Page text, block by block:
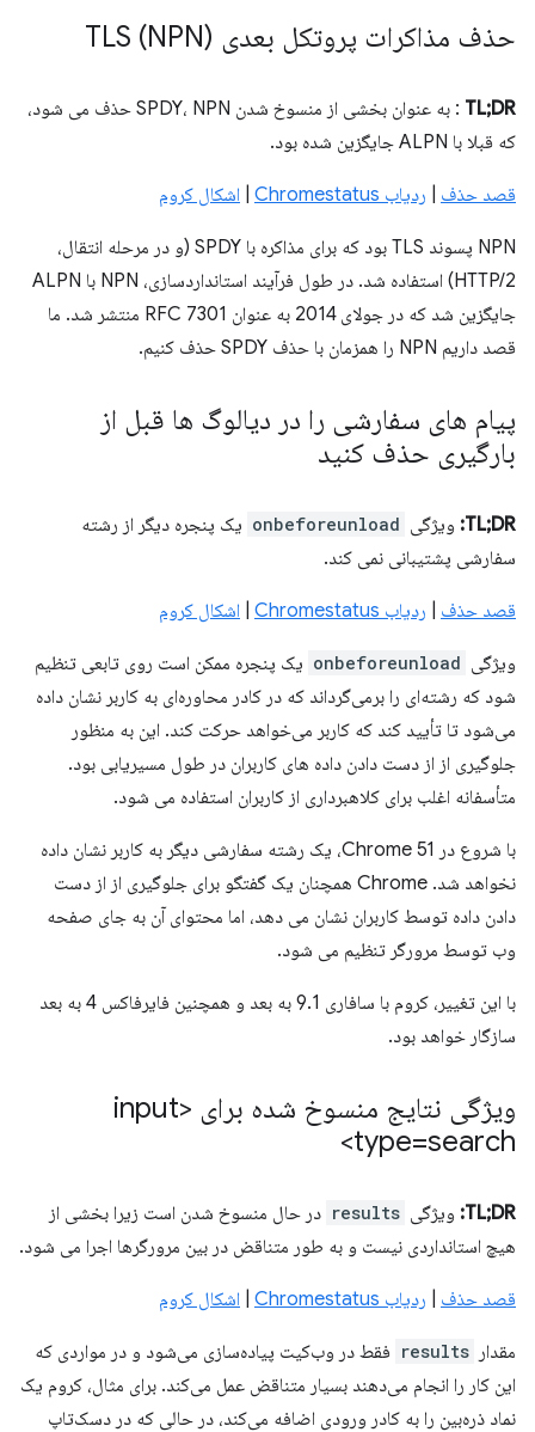
حذف مذاکرات پروتکل بعدی TLS (NPN)
TL;DR
: به عنوان بخشی از منسوخ شدن SPDY، NPN حذف می شود،
که قبلا با ALPN جایگزین شده بود.
قصد حذف ردیاب Chromestatus اشکال کروم
NPN پسوند TLS بود که برای مذاکره با SPDY (و در مرحله انتقال،
HTTP/2) استفاده شد. در طول فرآیند استانداردسازی، NPN با ALPN
جایگزین شد که در جولای 2014 به عنوان RFC 7301 منتشر شد. ما
قصد داریم NPN را همزمان با حذف SPDY حذف کنیم.
پیام های سفارشی را در دیالوگ ها قبل از
بارگیری حذف کنید
TL;DR: ویژگی onbeforeunload یک پنجره دیگر از رشته
سفارشی پشتیبانی نمی کند.
قصد حذف ردیاب Chromestatus اشکال کروم
ویژگی onbeforeunload یک پنجره ممکن است روی تابعی تنظیم
شود که رشته‌ای را برمی‌گرداند که در کادر محاوره‌ای به کاربر نشان داده
می‌شود تا تأیید کند که کاربر می‌خواهد حرکت کند. این به منظور
جلوگیری از از دست دادن داده های کاربران در طول مسیریابی بود.
متأسفانه اغلب برای کلاهبرداری از کاربران استفاده می شود.
با شروع در Chrome 51، یک رشته سفارشی دیگر به کاربر نشان داده
نخواهد شد. Chrome همچنان یک گفتگو برای جلوگیری از از دست
دادن داده توسط کاربران نشان می دهد، اما محتوای آن به جای صفحه
وب توسط مرورگر تنظیم می شود.
با این تغییر، کروم با سافاری 9.1 به بعد و همچنین فایرفاکس 4 به بعد
سازگار خواهد بود.
ویژگی نتایج منسوخ شده برای <input
type=search>
TL;DR: ویژگی results در حال منسوخ شدن است زیرا بخشی از
هیچ استانداردی نیست و به طور متناقض در بین مرورگرها اجرا می شود.
قصد حذف ردیاب Chromestatus اشکال کروم
مقدار results فقط در وب‌کیت پیاده‌سازی می‌شود و در مواردی که
این کار را انجام می‌دهند بسیار متناقض عمل می‌کند. برای مثال، کروم یک
نماد ذره‌بین را به کادر ورودی اضافه می‌کند، در حالی که در دسک‌تاپ